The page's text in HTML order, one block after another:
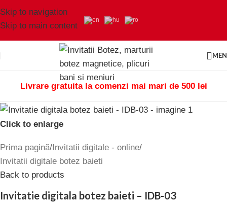
Skip to navigation
Skip to main content
Livrare gratuita la comenzi mai mari de 500 lei
Click to enlarge
Prima pagină/Invitatii digitale - online/
Invitatii digitale botez baieti
Back to products
Invitatie digitala botez baieti – IDB-03